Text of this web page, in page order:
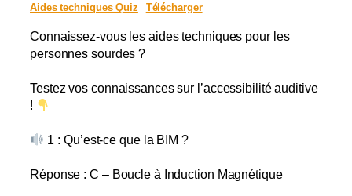
Aides techniques Quiz Télécharger
Connaissez-vous les aides techniques pour les
personnes sourdes ?
Testez vos connaissances sur l’accessibilité auditive
!
1 : Qu’est-ce que la BIM ?
Réponse : C – Boucle à Induction Magnétique